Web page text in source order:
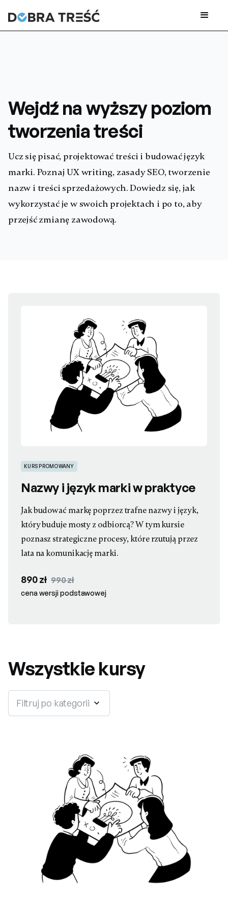
Wejdź na wyższy poziom
tworzenia treści
Ucz się pisać, projektować treści i budować język
marki. Poznaj UX writing, zasady SEO, tworzenie
nazw i treści sprzedażowych. Dowiedz się, jak
wykorzystać je w swoich projektach i po to, aby
przejść zmianę zawodową.
KURS PROMOWANY
Nazwy i język marki w praktyce
Jak budować markę poprzez trafne nazwy i język,
który buduje mosty z odbiorcą? W tym kursie
poznasz strategiczne procesy, które rzutują przez
lata na komunikację marki.
890 zł 990 zł
cena wersji podstawowej
Wszystkie kursy
Filtruj po kategorii expand_more